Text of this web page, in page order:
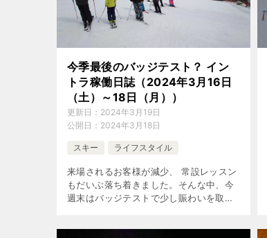
今季最後のバッジテスト？ イン
トラ稼働日誌（2024年3月16日
（土）～18日（月））
更新日： 2024年3月19日
公開日： 2024年3月18日
スキー ライフスタイル
来場されるお客様が減少、 常設レッスン
もだいぶ落ち着きました。そんな中、今
週末はバッジテストで少し賑わいを取り